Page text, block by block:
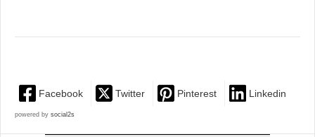
Facebook Twitter Pinterest Linkedin
powered by social2s